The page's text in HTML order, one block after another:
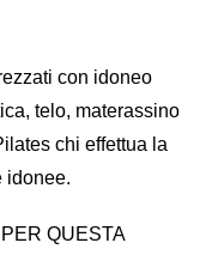
con idoneo
telo, materassino
chi effettua la
idonee.
QUESTA